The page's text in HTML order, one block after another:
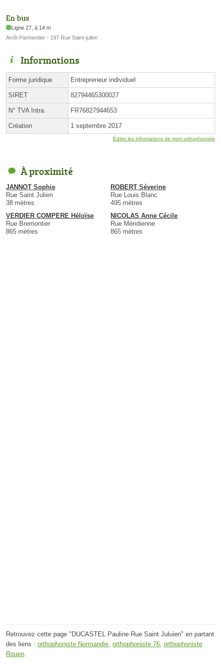
En bus
Ligne 27, à 14 m
Arrêt Parmentier - 197 Rue Saint-julien
Informations
Forme juridique Entrepreneur individuel
SIRET 82794465300027
N° TVA Intra. FR76827944653
Création 1 septembre 2017
Éditer les informations de mon orthophoniste
À proximité
JANNOT Sophie
Rue Saint Julien
38 mètres
ROBERT Séverine
Rue Louis Blanc
495 mètres
VERDIER COMPERE Héloïse
Rue Bremontier
865 mètres
NICOLAS Anne Cécile
Rue Méridienne
865 mètres
Retrouvez cette page "DUCASTEL Pauline Rue Saint Juluien" en partant
des liens : orthophoniste Normandie orthophoniste 76 orthophoniste
Rouen